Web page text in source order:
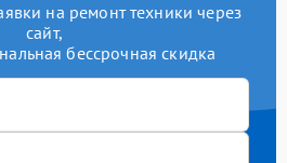
на ремонт техники через
сайт,
бессрочная скидка